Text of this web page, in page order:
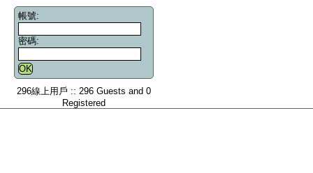
帳號:
密碼:
296線上用戶 :: 296 Guests and 0
Registered